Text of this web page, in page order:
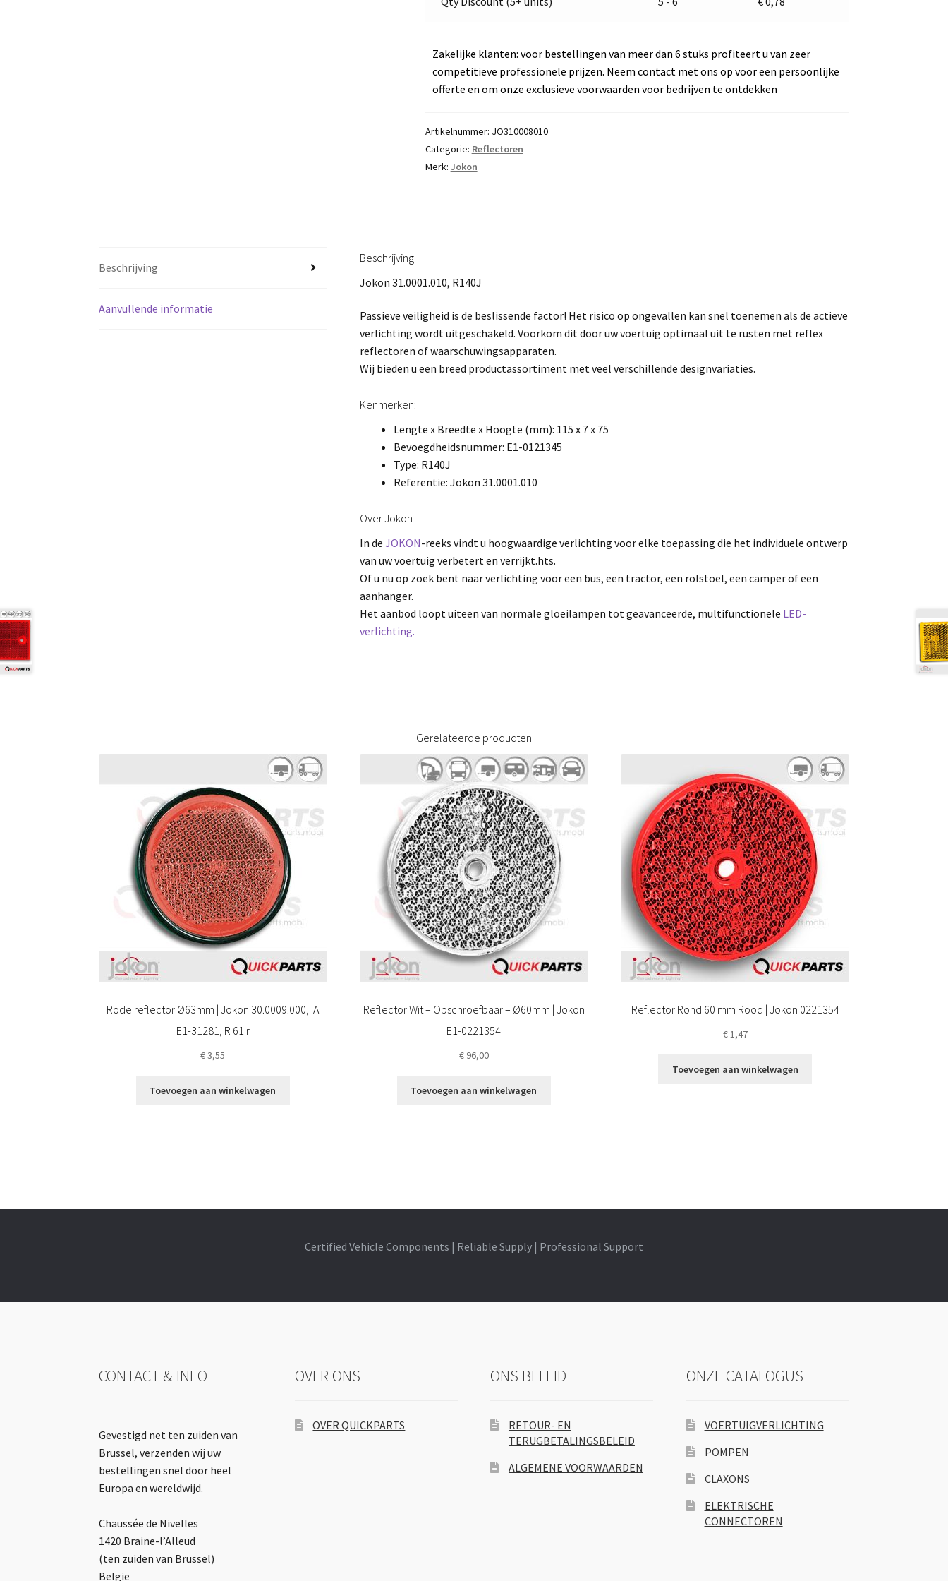
aantal
Zakelijke klanten: voor bestellingen van meer dan 6 stuks profiteert u van zeer
competitieve professionele prijzen. Neem contact met ons op voor een persoonlijke
offerte en om onze exclusieve voorwaarden voor bedrijven te ontdekken
Artikelnummer: JO310008010
Categorie: Reflectoren
Merk: Jokon
Beschrijving
Aanvullende informatie
Beschrijving
Jokon 31.0001.010, R140J
Passieve veiligheid is de beslissende factor! Het risico op ongevallen kan snel toenemen als de actieve
verlichting wordt uitgeschakeld. Voorkom dit door uw voertuig optimaal uit te rusten met reflex
reflectoren of waarschuwingsapparaten.
Wij bieden u een breed productassortiment met veel verschillende designvariaties.
Kenmerken:
Lengte x Breedte x Hoogte (mm): 115 x 7 x 75
Bevoegdheidsnummer: E1-0121345
Type: R140J
Referentie: Jokon 31.0001.010
Over Jokon
In deJOKON-reeks vindt u hoogwaardige verlichting voor elke toepassing die het individuele ontwerp
van uw voertuig verbetert en verrijkt.hts.
Of u nu op zoek bent naar verlichting voor een bus, een tractor, een rolstoel, een camper of een
aanhanger.
Het aanbod loopt uiteen van normale gloeilampen tot geavanceerde, multifunctionele LED-
verlichting.
Gerelateerde producten
Rode reflector Ø63mm | Jokon 30.0009.000, IA
E1-31281, R 61 r
€3,55
Toevoegen aan winkelwagen
Reflector Wit – Opschroefbaar – Ø60mm | Jokon
E1-0221354
€96,00
Toevoegen aan winkelwagen
Reflector Rond 60 mm Rood | Jokon 0221354
€1,47
Toevoegen aan winkelwagen
Certified Vehicle Components | Reliable Supply | Professional Support
CONTACT & INFO
Gevestigd net ten zuiden van
Brussel, verzenden wij uw
bestellingen snel door heel
Europa en wereldwijd.
Chaussée de Nivelles
1420 Braine-l’Alleud
(ten zuiden van Brussel)
België
OVER ONS
OVER QUICKPARTS
ONS BELEID
RETOUR- EN
TERUGBETALINGSBELEID
ALGEMENE VOORWAARDEN
ONZE CATALOGUS
VOERTUIGVERLICHTING
POMPEN
CLAXONS
ELEKTRISCHE
CONNECTOREN